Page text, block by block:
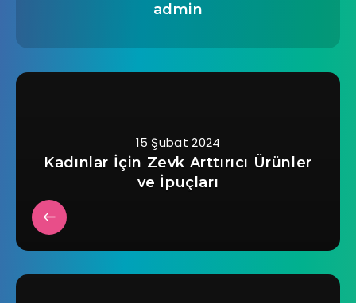
admin
15 Şubat 2024
Kadınlar İçin Zevk Arttırıcı Ürünler
ve İpuçları